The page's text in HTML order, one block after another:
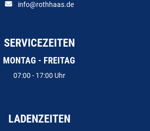
info@rothhaas.de
SERVICEZEITEN
MONTAG - FREITAG
07:00 - 17:00 Uhr
LADENZEITEN